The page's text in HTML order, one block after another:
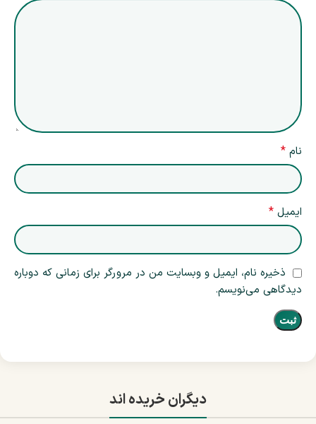
نام *
ایمیل *
ذخیره نام، ایمیل و وبسایت من در مرورگر برای زمانی که دوباره
دیدگاهی می‌نویسم.
دیگران خریده اند